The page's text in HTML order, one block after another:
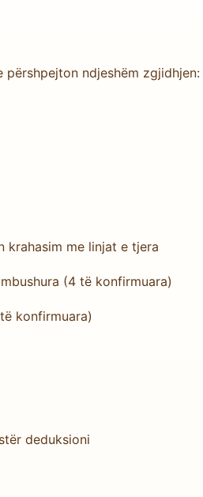
ndjeshëm zgjidhjen:
krahasim me linjat e tjera
(4 të konfirmuara)
konfirmuara)
deduksioni